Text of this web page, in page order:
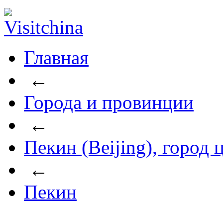
Главная
←
Города и провинции
←
Пекин (Beijing), город
←
Пекин